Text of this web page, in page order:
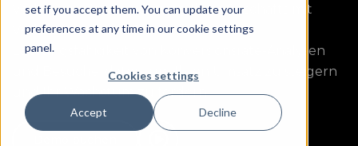
set if you accept them. You can update your
preferences at any time in our cookie settings
panel.
Cookies settings
Accept Decline
Verbessern Sie die Leistung Ihres Geschäfts mit
Verkaufsanalysen. Entdecken Sie die
Leistungsfähigkeit von Konversionsrate-Analysen
und Besucherdaten, um Ihren Umsatz zu steigern
und Ihr Wachstum zu fördern.